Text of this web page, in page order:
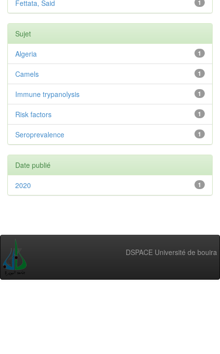
1
Fettata, Said
Sujet
1
Algeria
1
Camels
1
Immune trypanolysis
1
Risk factors
1
Seroprevalence
Date publié
1
2020
DSPACE Université de bouira